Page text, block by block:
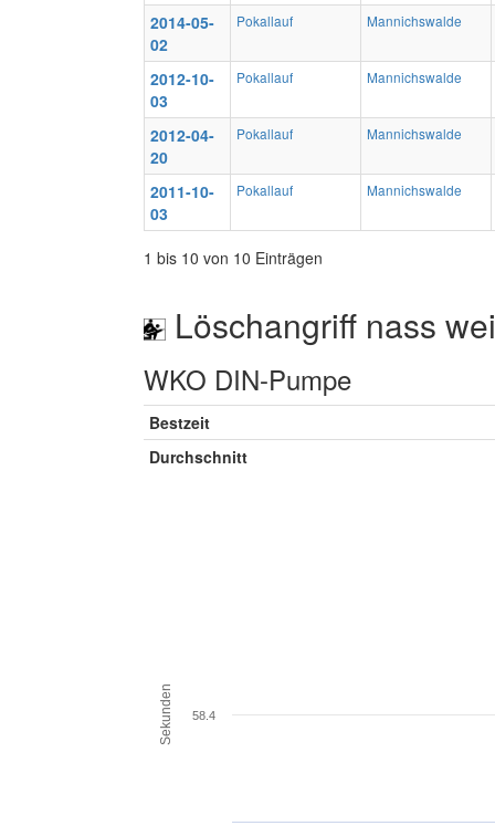
2014-05-
02
Pokallauf Mannichswalde
2012-10-
03
Pokallauf Mannichswalde
2012-04-
20
Pokallauf Mannichswalde
2011-10-
03
Pokallauf Mannichswalde
1 bis 10 von 10 Einträgen
Löschangriff nass
WKO DIN-Pumpe
Bestzeit
Durchschnitt
Sekunden 58.4